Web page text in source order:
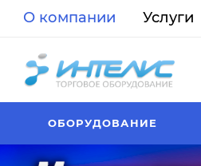
О компании Услуги
ОБОРУДОВАНИЕ